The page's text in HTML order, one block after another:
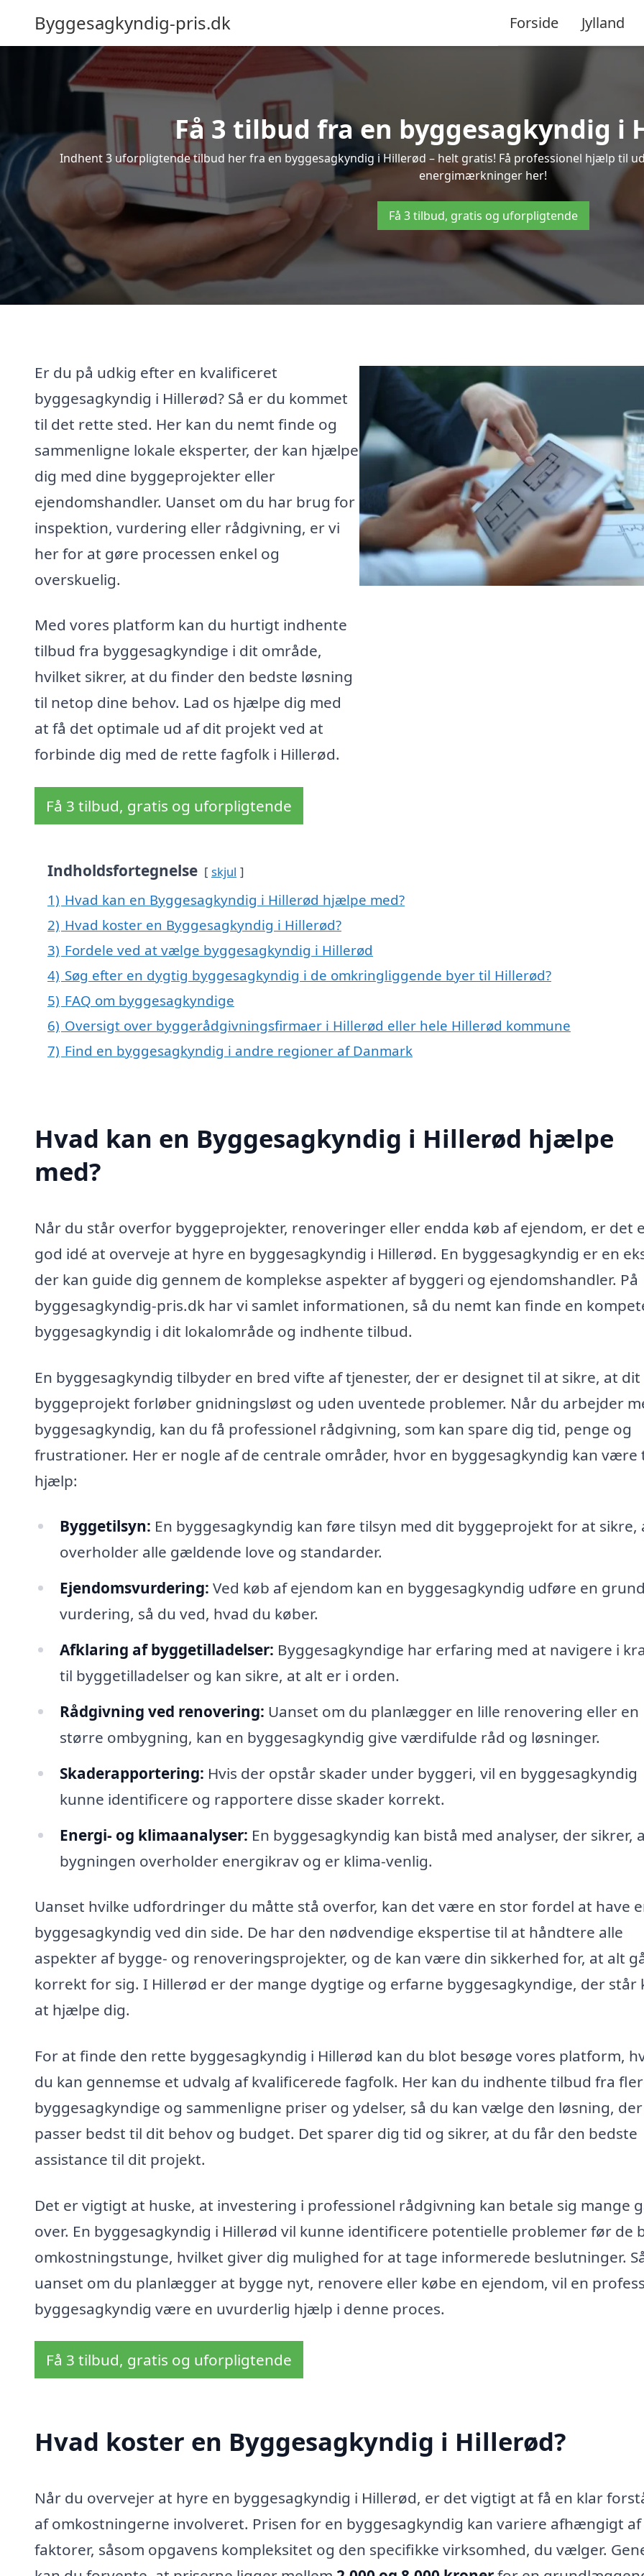
Byggesagkyndig-pris.dk Forside Jylland
Få 3 tilbud fra en byggesagkyndig i
Indhent 3 uforpligtende tilbud her fra en byggesagkyndig i Hillerød – helt gratis! Få professionel hjælp til
energimærkninger her!
Få 3 tilbud, gratis og uforpligtende
Er du på udkig efter en kvalificeret
byggesagkyndig i Hillerød? Så er du kommet
til det rette sted. Her kan du nemt finde og
sammenligne lokale eksperter, der kan hjælpe
dig med dine byggeprojekter eller
ejendomshandler. Uanset om du har brug for
inspektion, vurdering eller rådgivning, er vi
her for at gøre processen enkel og
overskuelig.
Med vores platform kan du hurtigt indhente
tilbud fra byggesagkyndige i dit område,
hvilket sikrer, at du finder den bedste løsning
til netop dine behov. Lad os hjælpe dig med
at få det optimale ud af dit projekt ved at
forbinde dig med de rette fagfolk i Hillerød.
Få 3 tilbud, gratis og uforpligtende
Indholdsfortegnelse skjul
1) Hvad kan en Byggesagkyndig i Hillerød hjælpe med?
2) Hvad koster en Byggesagkyndig i Hillerød?
3) Fordele ved at vælge byggesagkyndig i Hillerød
4) Søg efter en dygtig byggesagkyndig i de omkringliggende byer til Hillerød?
5) FAQ om byggesagkyndige
6) Oversigt over byggerådgivningsfirmaer i Hillerød eller hele Hillerød kommune
7) Find en byggesagkyndig i andre regioner af Danmark
Hvad kan en Byggesagkyndig i Hillerød hjælpe
med?
Når du står overfor byggeprojekter, renoveringer eller endda køb af ejendom, er det
god idé at overveje at hyre en byggesagkyndig i Hillerød. En byggesagkyndig er en
der kan guide dig gennem de komplekse aspekter af byggeri og ejendomshandler. På
byggesagkyndig-pris.dk har vi samlet informationen, så du nemt kan finde en
byggesagkyndig i dit lokalområde og indhente tilbud.
En byggesagkyndig tilbyder en bred vifte af tjenester, der er designet til at sikre, at dit
byggeprojekt forløber gnidningsløst og uden uventede problemer. Når du arbejder
byggesagkyndig, kan du få professionel rådgivning, som kan spare dig tid, penge og
frustrationer. Her er nogle af de centrale områder, hvor en byggesagkyndig kan være
hjælp:
Byggetilsyn: En byggesagkyndig kan føre tilsyn med dit byggeprojekt for at sikre,
overholder alle gældende love og standarder.
Ejendomsvurdering: Ved køb af ejendom kan en byggesagkyndig udføre en
vurdering, så du ved, hvad du køber.
Afklaring af byggetilladelser: Byggesagkyndige har erfaring med at navigere i
til byggetilladelser og kan sikre, at alt er i orden.
Rådgivning ved renovering: Uanset om du planlægger en lille renovering eller en
større ombygning, kan en byggesagkyndig give værdifulde råd og løsninger.
Skaderapportering: Hvis der opstår skader under byggeri, vil en byggesagkyndig
kunne identificere og rapportere disse skader korrekt.
Energi- og klimaanalyser: En byggesagkyndig kan bistå med analyser, der sikrer,
bygningen overholder energikrav og er klima-venlig.
Uanset hvilke udfordringer du måtte stå overfor, kan det være en stor fordel at have
byggesagkyndig ved din side. De har den nødvendige ekspertise til at håndtere alle
aspekter af bygge- og renoveringsprojekter, og de kan være din sikkerhed for, at alt
korrekt for sig. I Hillerød er der mange dygtige og erfarne byggesagkyndige, der står
at hjælpe dig.
For at finde den rette byggesagkyndig i Hillerød kan du blot besøge vores platform,
du kan gennemse et udvalg af kvalificerede fagfolk. Her kan du indhente tilbud fra
byggesagkyndige og sammenligne priser og ydelser, så du kan vælge den løsning, der
passer bedst til dit behov og budget. Det sparer dig tid og sikrer, at du får den bedste
assistance til dit projekt.
Det er vigtigt at huske, at investering i professionel rådgivning kan betale sig mange
over. En byggesagkyndig i Hillerød vil kunne identificere potentielle problemer før de
omkostningstunge, hvilket giver dig mulighed for at tage informerede beslutninger.
uanset om du planlægger at bygge nyt, renovere eller købe en ejendom, vil en
byggesagkyndig være en uvurderlig hjælp i denne proces.
Få 3 tilbud, gratis og uforpligtende
Hvad koster en Byggesagkyndig i Hillerød?
Når du overvejer at hyre en byggesagkyndig i Hillerød, er det vigtigt at få en klar
af omkostningerne involveret. Prisen for en byggesagkyndig kan variere afhængigt
faktorer, såsom opgavens kompleksitet og den specifikke virksomhed, du vælger.